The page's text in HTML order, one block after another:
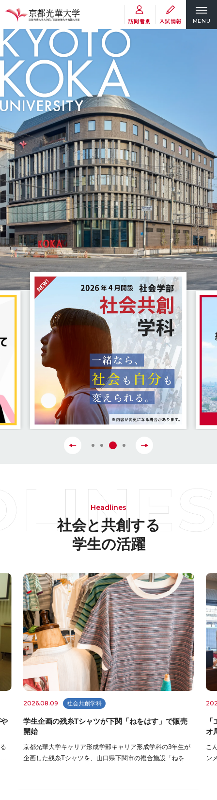
訪問者別 入試情報 MENU
Headlines
社会と共創する
学生の活躍
2026.08.09 社会共創学科
学生企画の残糸Tシャツが下関「ねをはす」で販売
開始
京都光華大学キャリア形成学部キャリア形成学科の3年生が
企画した残糸Tシャツを、山口県下関市の複合施設「ねをは
オ
こ
ン